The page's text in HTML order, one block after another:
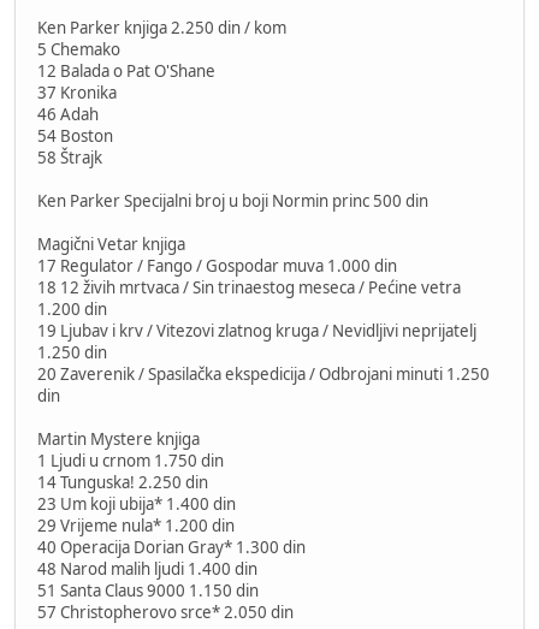
Ken Parker knjiga 2.250 din / kom
5 Chemako
12 Balada o Pat O'Shane
37 Kronika
46 Adah
54 Boston
58 Štrajk
Ken Parker Specijalni broj u boji Normin princ 500 din
Magični Vetar knjiga
17 Regulator / Fango / Gospodar muva 1.000 din
18 12 živih mrtvaca / Sin trinaestog meseca / Pećine vetra
1.200 din
19 Ljubav i krv / Vitezovi zlatnog kruga / Nevidljivi neprijatelj
1.250 din
20 Zaverenik / Spasilačka ekspedicija / Odbrojani minuti 1.250
din
Martin Mystere knjiga
1 Ljudi u crnom 1.750 din
14 Tunguska! 2.250 din
23 Um koji ubija* 1.400 din
29 Vrijeme nula* 1.200 din
40 Operacija Dorian Gray* 1.300 din
48 Narod malih ljudi 1.400 din
51 Santa Claus 9000 1.150 din
57 Christopherovo srce* 2.050 din